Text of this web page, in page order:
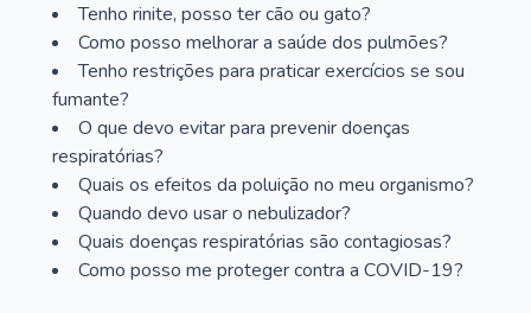
Tenho rinite, posso ter cão ou gato?
Como posso melhorar a saúde dos pulmões?
Tenho restrições para praticar exercícios se sou
fumante?
O que devo evitar para prevenir doenças
respiratórias?
Quais os efeitos da poluição no meu organismo?
Quando devo usar o nebulizador?
Quais doenças respiratórias são contagiosas?
Como posso me proteger contra a COVID-19?